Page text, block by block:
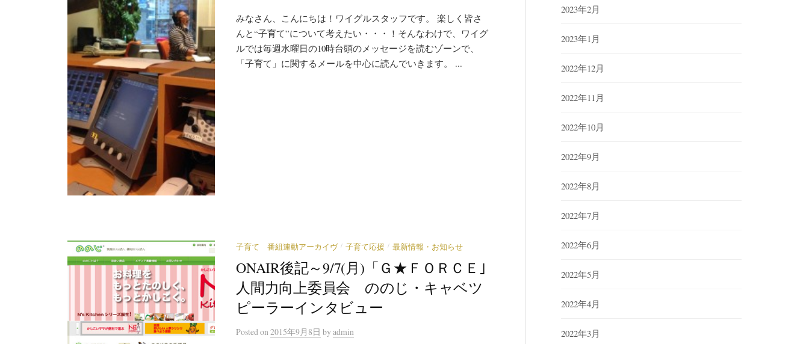
みなさん、こんにちは！ワイグルスタッフです。 楽しく皆さ
んと“子育て”について考えたい・・・！そんなわけで、ワイグ
ルでは毎週水曜日の10時台頭のメッセージを読むゾーンで、
「子育て」に関するメールを中心に読んでいきます。 ...
子育て 番組連動アーカイヴ / 子育て応援 / 最新情報・お知らせ
ONAIR後記～9/7(月)「Ｇ★ＦＯＲＣＥ｣
人間力向上委員会 ののじ・キャベツ
ピーラーインタビュー
Posted on 2015年9月8日 by admin
2023年2月
2023年1月
2022年12月
2022年11月
2022年10月
2022年9月
2022年8月
2022年7月
2022年6月
2022年5月
2022年4月
2022年3月